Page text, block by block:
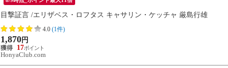
目撃証言 /エリザベス・ロフタス キャサリン・ケッチャ 厳島行雄
4.0 (1件)
1,870 円
17
HonyaClub.com